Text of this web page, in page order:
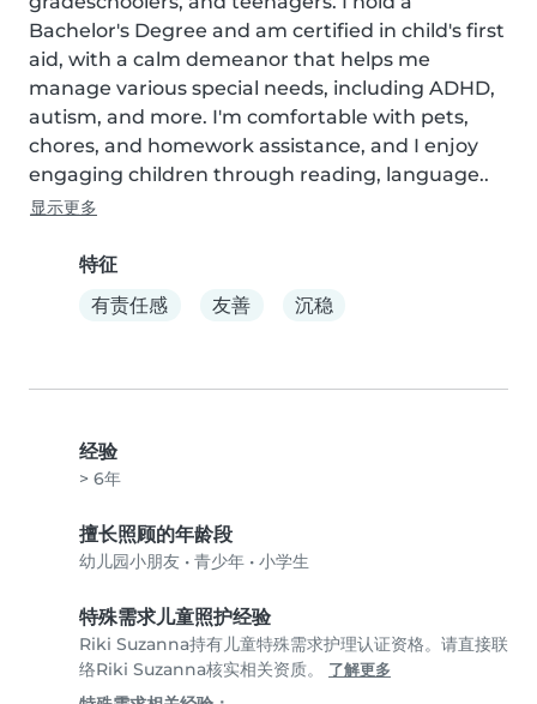
Bachelor's Degree and am certified in child's first
aid, with a calm demeanor that helps me
manage various special needs, including ADHD,
autism, and more. I'm comfortable with pets,
chores, and homework assistance, and I enjoy
engaging children through reading, language..
显示更多
特征
有责任感
友善 沉稳
经验
> 6年
擅长照顾的年龄段
幼儿园小朋友 • 青少年 • 小学生
特殊需求儿童照护经验
Riki Suzanna持有儿童特殊需求护理认证资格。请直接联
络Riki Suzanna核实相关资质。
了解更多